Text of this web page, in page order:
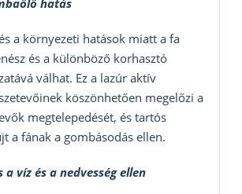
hatás
a környezeti hatások miatt a fa
és a különböző korhasztó
válhat. Ez a lazúr aktív
köszönhetően megelőzi a
megtelepedését, és tartós
a fának a gombásodás ellen.
a víz és a nedvesség ellen